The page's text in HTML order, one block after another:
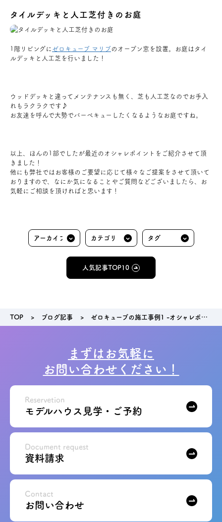
タイルデッキと人工芝付きのお庭
1階リビングに ゼロキューブ マリブのオープン窓を設置。お庭はタイ
ルデッキと人工芝を行いました！
ウッドデッキと違ってメンテナンスも無く、芝も人工芝なのでお手入
れもラクラクです♪
お友達を呼んで大勢でバーベキューしたくなるようなお庭ですね。
以上、ほんの1部でしたが最近のオシャレポイントをご紹介させて頂
きました！
他にも弊社ではお客様のご要望に応じて様々なご提案をさせて頂いて
おりますので、なにか気になることやご質問などございましたら、お
気軽にご相談を頂ければと思います！
人気記事TOP10
TOP ブログ記事 ゼロキューブの施工事例1 -オシャレポイント♪-
まずはお気軽に
お問い合わせください！
モデルハウス見学・ご予約
Reservetion
資料請求
Document request
お問い合わせ
Contact